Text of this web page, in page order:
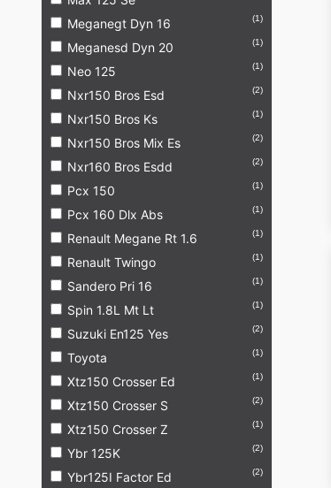
Meganegt Dyn 16 (1)
Meganesd Dyn 20 (1)
Neo 125 (1)
Nxr150 Bros Esd (2)
Nxr150 Bros Ks (1)
Nxr150 Bros Mix Es (2)
Nxr160 Bros Esdd (2)
Pcx 150 (1)
Pcx 160 Dlx Abs (1)
Renault Megane Rt 1.6 (1)
Renault Twingo (1)
Sandero Pri 16 (1)
Spin 1.8L Mt Lt (1)
Suzuki En125 Yes (2)
Toyota (1)
Xtz150 Crosser Ed (1)
Xtz150 Crosser S (2)
Xtz150 Crosser Z (1)
Ybr 125K (2)
Ybr125I Factor Ed (2)